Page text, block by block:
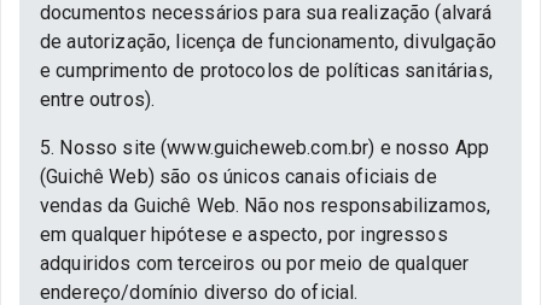
documentos necessários para sua realização (alvará
de autorização, licença de funcionamento, divulgação
e cumprimento de protocolos de políticas sanitárias,
entre outros).
5. Nosso site (www.guicheweb.com.br) e nosso App
(Guichê Web) são os únicos canais oficiais de
vendas da Guichê Web. Não nos responsabilizamos,
em qualquer hipótese e aspecto, por ingressos
adquiridos com terceiros ou por meio de qualquer
endereço/domínio diverso do oficial.